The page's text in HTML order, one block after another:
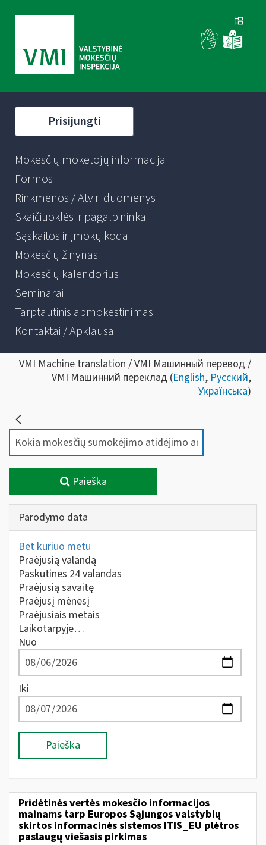
Prisijungti
Mokesčių mokėtojų informacija
Formos
Rinkmenos / Atviri duomenys
Skaičiuoklės ir pagalbininkai
Sąskaitos ir įmokų kodai
Mokesčių žinynas
Mokesčių kalendorius
Seminarai
Tarptautinis apmokestinimas
Kontaktai / Apklausa
VMI Machine translation / VMI Машинный перевод /
VMI Машинний переклад (English, Русский,
Українська)
Paieška
Parodymo data
Bet kuriuo metu
Praėjusią valandą
Paskutines 24 valandas
Praėjusią savaitę
Praėjusį mėnesį
Praėjusiais metais
Laikotarpyje…
Nuo
Iki
Paieška
Pridėtinės vertės mokesčio informacijos
mainams tarp Europos Sąjungos valstybių
skirtos informacinės sistemos ITIS_EU plėtros
paslaugų viešasis pirkimas